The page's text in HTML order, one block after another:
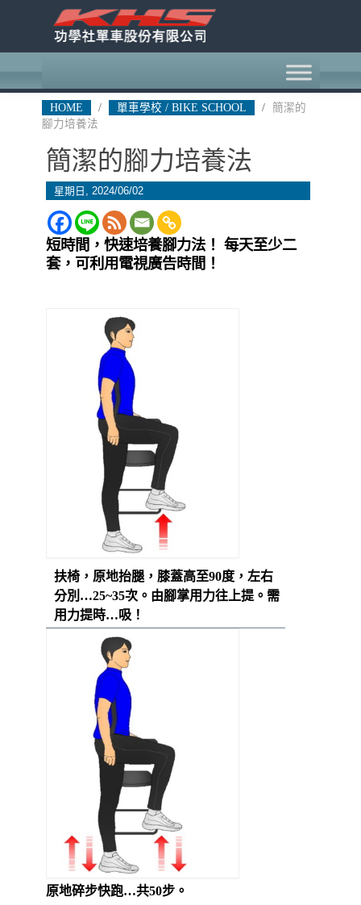
HOME / 單車學校 / BIKE SCHOOL /
簡潔的
腳力培養法
簡潔的腳力培養法
星期日, 2024/06/02
短時間，快速培養腳力法！ 每天至少二
套，可利用電視廣告時間！
扶椅，原地抬腿，膝蓋高至90度，左右
分別…25~35次。由腳掌用力往上提。需
用力提時…吸！
原地碎步快跑…共50步。